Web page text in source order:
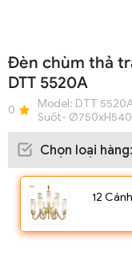
Đèn chùm thả
DTT 5520A
0 Model: DTT
Suốt- Ø750xH540
Chọn loại hàng:
12